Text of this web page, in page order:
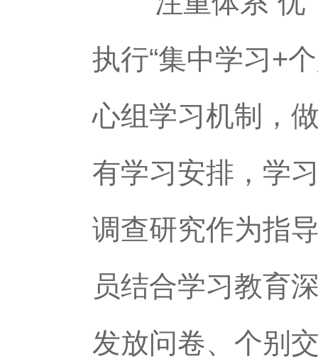
执行“集中学习+
心组学习机制，
有学习安排，学
调查研究作为指
员结合学习教育
发放问卷、个别